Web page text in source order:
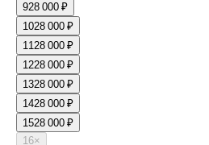
928 000 ₽
1028 000 ₽
1128 000 ₽
1228 000 ₽
1328 000 ₽
1428 000 ₽
1528 000 ₽
16×